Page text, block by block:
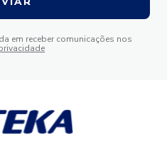
em receber comunicações nos